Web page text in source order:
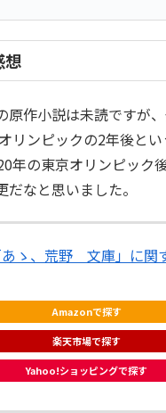
想
原作小説は未読ですが
リンピックの2年後と
年の東京オリンピック
なと思いました。
ゝ、荒野 文庫」に関
Amazonで探す
楽天市場で探す
Yahoo!ショッピングで探す